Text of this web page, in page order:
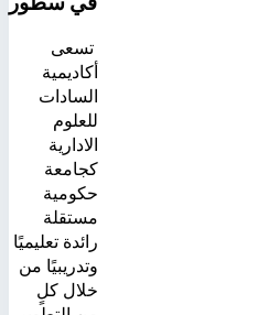
تسعى
أكاديمية
السادات
للعلوم
الادارية
كجامعة
حكومية
مستقلة
رائدة تعليميًا
وتدريبيًا من
خلال كلٍ